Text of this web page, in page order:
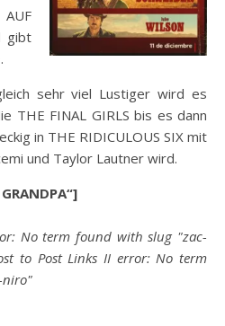
gibt
sehr viel Lustiger wird es
THE FINAL GIRLS bis es dann
in THE RIDICULOUS SIX mit
und Taylor Lautner wird.
No term found with slug "zac-
to Post Links II error: No term
niro"